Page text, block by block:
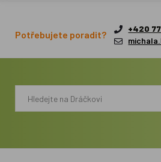
Potřebujete poradit?
+420